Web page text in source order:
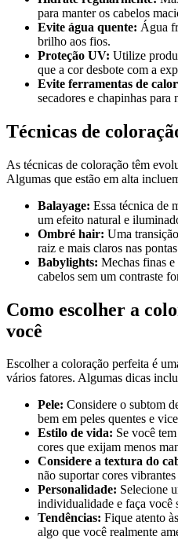
para manter os cabelos
Evite água quente: Água
brilho aos fios.
Proteção UV: Utilize
que a cor desbote com a
Evite ferramentas de
secadores e chapinhas para
Técnicas de
As técnicas de coloração têm
Algumas que estão em alta
Balayage: Essa técnica de
um efeito natural e
Ombré hair: Uma
raiz e mais claros nas
Babylights: Mechas finas
cabelos sem um contraste
Como escolher a
você
Escolher a coloração perfeita é
vários fatores. Algumas dicas
Pele: Considere o subtom
bem em peles quentes e
Estilo de vida: Se você
cores que exijam menos
Considere a textura do
não suportar cores
Personalidade: Selecione
individualidade e faça você
Tendências: Fique atento
algo que você realmente